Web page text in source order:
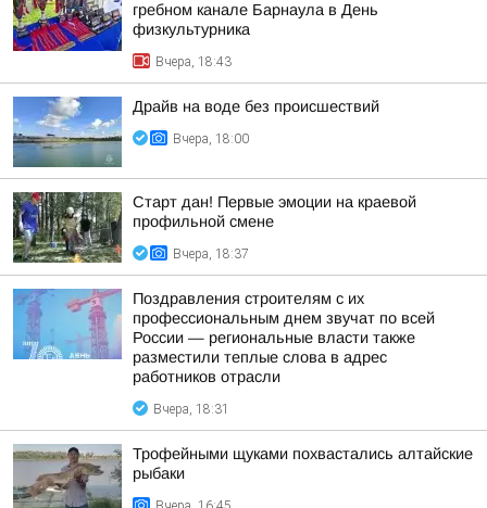
гребном канале Барнаула в День
физкультурника
Вчера, 18:43
Драйв на воде без происшествий
Вчера, 18:00
Старт дан! Первые эмоции на краевой
профильной смене
Вчера, 18:37
Поздравления строителям с их
профессиональным днем звучат по всей
России — региональные власти также
разместили теплые слова в адрес
работников отрасли
Вчера, 18:31
Трофейными щуками похвастались алтайские
рыбаки